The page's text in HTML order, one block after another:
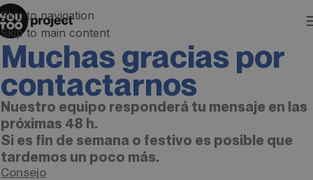
Skip to navigation
Skip to main content
Muchas gracias por
contactarnos
Nuestro equipo responderá tu mensaje en las
próximas 48 h.
Si es fin de semana o festivo es posible que
tardemos un poco más.
Consejo